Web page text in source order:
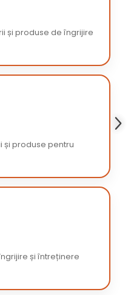
și produse de îngrijire
și produse pentru
și întreținere